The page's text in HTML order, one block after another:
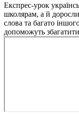
Експрес-урок
школярам, а й
слова та багато
допоможуть